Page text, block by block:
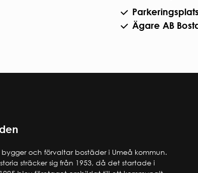
Ägare AB
bygger och förvaltar bostäder i Umeå kommun.
sträcker sig från 1953, då det startade i